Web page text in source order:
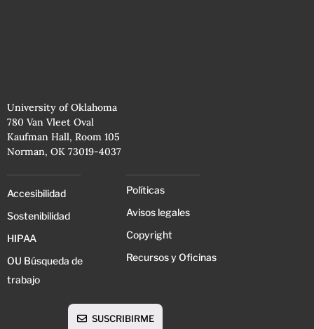
University of Oklahoma
780 Van Vleet Oval
Kaufman Hall, Room 105
Norman, OK 73019-4037
Accesibilidad
Sostenibilidad
HIPAA
OU Búsqueda de
trabajo
Políticas
Avisos legales
Copyright
Recursos y Oficinas
SUSCRIBIRME